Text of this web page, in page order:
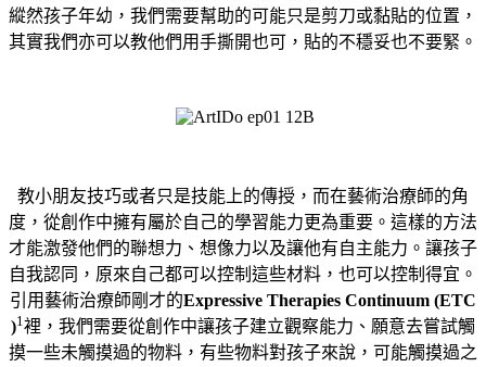
縱然孩子年幼，我們需要幫助的可能只是剪刀或黏貼的位置，
其實我們亦可以教他們用手撕開也可，貼的不穩妥也不要緊。
教小朋友技巧或者只是技能上的傳授，而在藝術治療師的角
度，從創作中擁有屬於自己的學習能力更為重要。這樣的方法
才能激發他們的聯想力、想像力以及讓他有自主能力。讓孩子
自我認同，原來自己都可以控制這些材料，也可以控制得宜。
引用藝術治療師剛才的Expressive Therapies Continuum (ETC
)1 裡，我們需要從創作中讓孩子建立觀察能力、願意去嘗試觸
摸一些未觸摸過的物料，有些物料對孩子來說，可能觸摸過之